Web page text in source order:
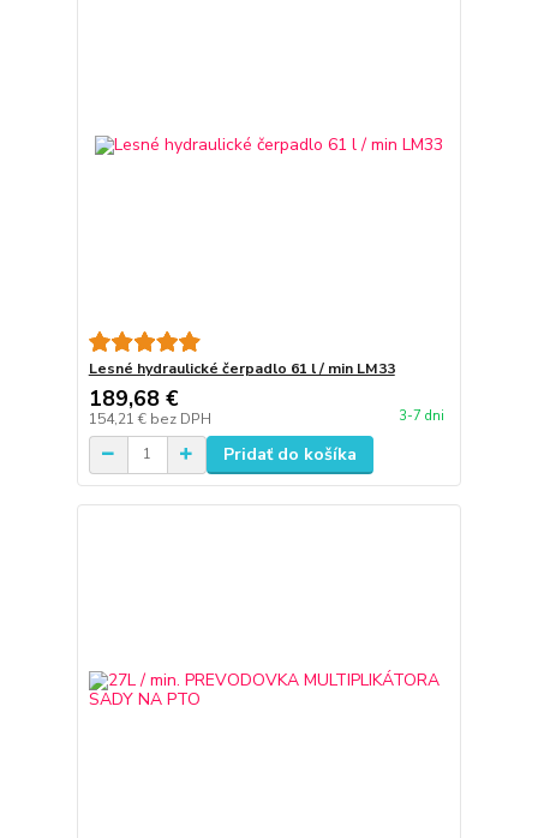
Lesné hydraulické čerpadlo 61 l / min LM33
189,68 €
154,21 € bez DPH 3-7 dni
Pridať do košíka